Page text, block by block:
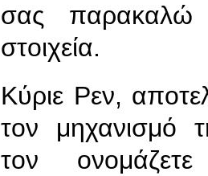
σας παρακαλώ
στοιχεία.
Κύριε Ρεν,
τον μηχανισμό
τον